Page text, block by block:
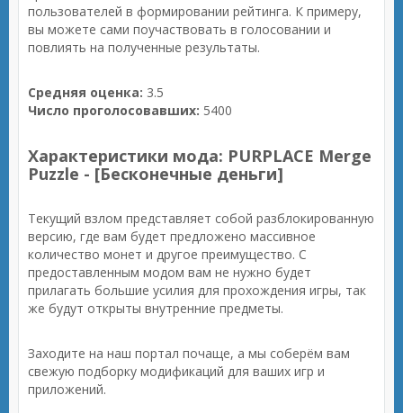
пользователей в формировании рейтинга. К примеру,
вы можете сами поучаствовать в голосовании и
повлиять на полученные результаты.
Средняя оценка: 3.5
Число проголосовавших: 5400
Характеристики мода: PURPLACE Merge
Puzzle - [Бесконечные деньги]
Текущий взлом представляет собой разблокированную
версию, где вам будет предложено массивное
количество монет и другое преимущество. С
предоставленным модом вам не нужно будет
прилагать большие усилия для прохождения игры, так
же будут открыты внутренние предметы.
Заходите на наш портал почаще, а мы соберём вам
свежую подборку модификаций для ваших игр и
приложений.